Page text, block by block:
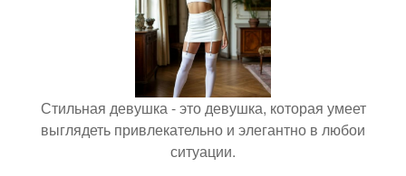
Стильная девушка - это девушка, которая умеет
выглядеть привлекательно и элегантно в любои
ситуации.